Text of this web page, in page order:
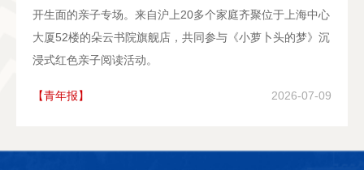
开生面的亲子专场。来自沪上20多个家庭齐聚位于上海中心
大厦52楼的朵云书院旗舰店，共同参与《小萝卜头的梦》沉
浸式红色亲子阅读活动。
2026-07-09
【青年报】